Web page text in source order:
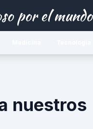
por el mundo
nuestros